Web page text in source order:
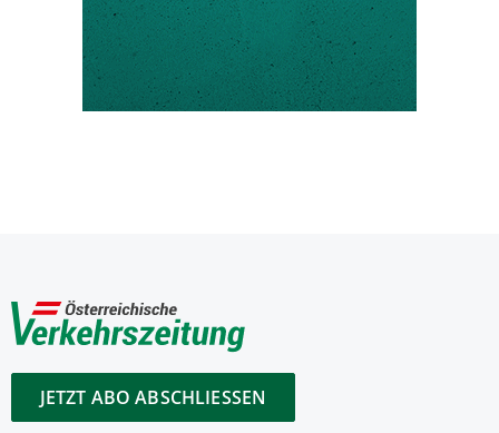
JETZT ABO ABSCHLIESSEN